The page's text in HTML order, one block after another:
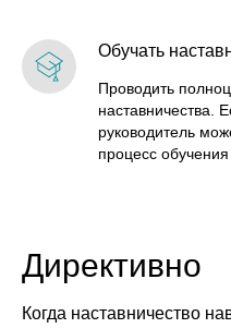
Обучать
Проводить
наставничества.
руководитель
процесс обучения
Директивно
Когда наставничество